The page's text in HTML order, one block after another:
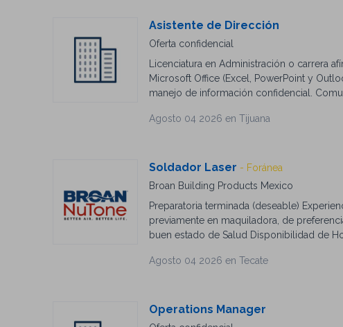
Asistente de Dirección
Oferta confidencial
Licenciatura en Administración o carrera
Microsoft Office (Excel, PowerPoint y
manejo de información confidencial.
conocer más de la posición, postúlate con
Agosto 04 2026 en Tijuana
Soldador Laser - Foránea
Broan Building Products Mexico
Preparatoria terminada (deseable)
previamente en maquiladora, de
buen estado de Salud Disponibilidad de
Agosto 04 2026 en Tecate
Operations Manager